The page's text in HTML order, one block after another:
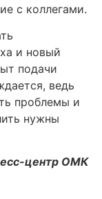
с коллегами.
и новый
подачи
ведь
проблемы и
нужны
центр ОМК